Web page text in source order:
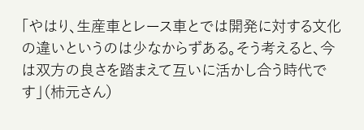
「やはり、生産車とレース車とでは開発に対する文化
の違いというのは少なからずある。そう考えると、今
は双方の良さを踏まえて互いに活かし合う時代で
す」（柿元さん）